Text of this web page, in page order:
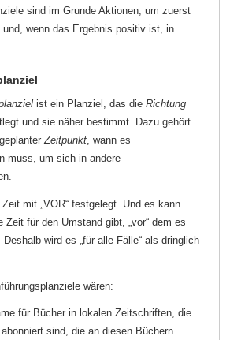
sind im Grunde Aktionen, um zuerst
und, wenn das Ergebnis positiv ist, in
ist ein Planziel, das die Richtung
und sie näher bestimmt. Dazu gehört
Zeitpunkt , wann es
muss, um sich in andere
mit „VOR“ festgelegt. Und es kann
für den Umstand gibt, „vor“ dem es
wird es „für alle Fälle“ als dringlich
wären:
für Bücher in lokalen Zeitschriften, die
sind, die an diesen Büchern